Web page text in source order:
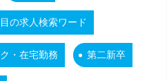
の求人検索ワード
・在宅勤務 第二新卒